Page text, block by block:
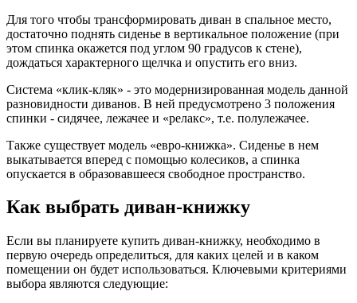
Для того чтобы трансформировать диван в спальное место,
достаточно поднять сиденье в вертикальное положение (при
этом спинка окажется под углом 90 градусов к стене),
дождаться характерного щелчка и опустить его вниз.
Система «клик-кляк» - это модернизированная модель данной
разновидности диванов. В ней предусмотрено 3 положения
спинки - сидячее, лежачее и «релакс», т.е. полулежачее.
Также существует модель «евро-книжка». Сиденье в нем
выкатывается вперед с помощью колесиков, а спинка
опускается в образовавшееся свободное пространство.
Как выбрать диван-книжку
Если вы планируете купить диван-книжку, необходимо в
первую очередь определиться, для каких целей и в каком
помещении он будет использоваться. Ключевыми критериями
выбора являются следующие: